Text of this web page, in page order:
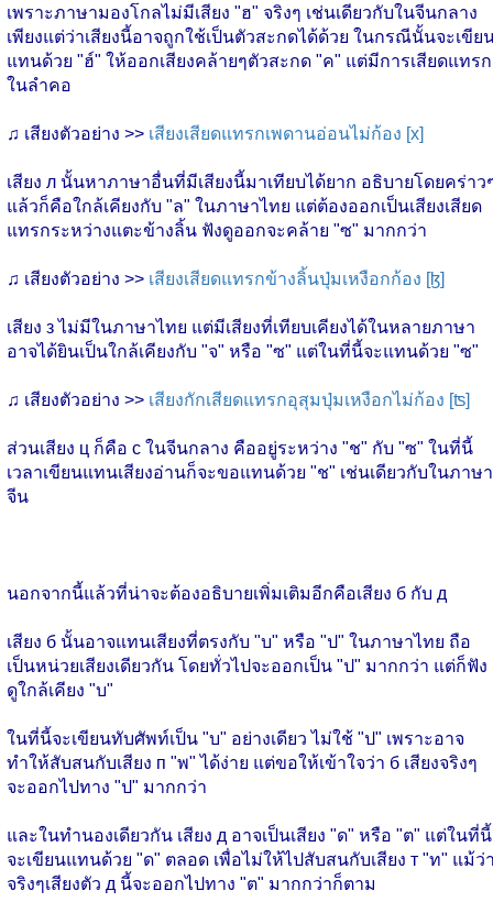
เพราะภาษามองโกลไม่มีเสียง "ฮ" จริงๆ เช่นเดียวกับในจีนกลาง
เพียงแต่ว่าเสียงนี้อาจถูกใช้เป็นตัวสะกดได้ด้วย ในกรณีนั้นจะเขีย
แทนด้วย "ฮ์" ให้ออกเสียงคล้ายๆตัวสะกด "ค" แต่มีการเสียดแทรก
ในลำคอ
♫ เสียงตัวอย่าง >> เสียงเสียดแทรกเพดานอ่อนไม่ก้อง [x]
เสียง л นั้นหาภาษาอื่นที่มีเสียงนี้มาเทียบได้ยาก อธิบายโดยคร่าว
แล้วก็คือใกล้เคียงกับ "ล" ในภาษาไทย แต่ต้องออกเป็นเสียงเสียด
แทรกระหว่างแตะข้างลิ้น ฟังดูออกจะคล้าย "ซ" มากกว่า
♫ เสียงตัวอย่าง >> เสียงเสียดแทรกข้างลิ้นปุ่มเหงือกก้อง [ɮ]
เสียง з ไม่มีในภาษาไทย แต่มีเสียงที่เทียบเคียงได้ในหลายภาษา
อาจได้ยินเป็นใกล้เคียงกับ "จ" หรือ "ซ" แต่ในที่นี้จะแทนด้วย "ซ"
♫ เสียงตัวอย่าง >> เสียงกักเสียดแทรกอุสุมปุ่มเหงือกไม่ก้อง [ʦ]
ส่วนเสียง ц ก็คือ c ในจีนกลาง คืออยู่ระหว่าง "ช" กับ "ซ" ในที่นี้
เวลาเขียนแทนเสียงอ่านก็จะขอแทนด้วย "ช" เช่นเดียวกับในภาษา
จีน
นอกจากนี้แล้วที่น่าจะต้องอธิบายเพิ่มเติมอีกคือเสียง б กับ д
เสียง б นั้นอาจแทนเสียงที่ตรงกับ "บ" หรือ "ป" ในภาษาไทย ถือ
เป็นหน่วยเสียงเดียวกัน โดยทั่วไปจะออกเป็น "ป" มากกว่า แต่ก็ฟัง
ดูใกล้เคียง "บ"
ในที่นี้จะเขียนทับศัพท์เป็น "บ" อย่างเดียว ไม่ใช้ "ป" เพราะอาจ
ทำให้สับสนกับเสียง п "พ" ได้ง่าย แต่ขอให้เข้าใจว่า б เสียงจริงๆ
จะออกไปทาง "ป" มากกว่า
และในทำนองเดียวกัน เสียง д อาจเป็นเสียง "ด" หรือ "ต" แต่ในที่นี้
จะเขียนแทนด้วย "ด" ตลอด เพื่อไม่ให้ไปสับสนกับเสียง т "ท" แม้ว่
จริงๆเสียงตัว д นี้จะออกไปทาง "ต" มากกว่าก็ตาม